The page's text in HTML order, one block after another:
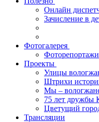
Онлайн
Зачисление в
Фотогалерея
Фоторепортажи
Проекты
Улицы
Штрихи
Мы –
75 лет дружбы
Цветущий
Трансляции